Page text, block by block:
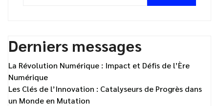
Derniers messages
La Révolution Numérique : Impact et Défis de l’Ère
Numérique
Les Clés de l’Innovation : Catalyseurs de Progrès dans
un Monde en Mutation